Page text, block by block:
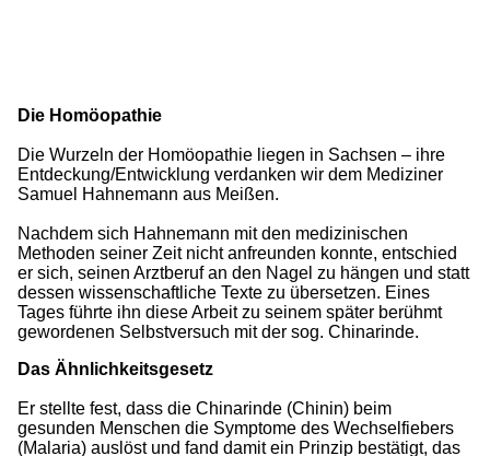
Die Homöopathie
Die Wurzeln der Homöopathie liegen in Sachsen – ihre
Entdeckung/Entwicklung verdanken wir dem Mediziner
Samuel Hahnemann aus Meißen.
Nachdem sich Hahnemann mit den medizinischen
Methoden seiner Zeit nicht anfreunden konnte, entschied
er sich, seinen Arztberuf an den Nagel zu hängen und statt
dessen wissenschaftliche Texte zu übersetzen. Eines
Tages führte ihn diese Arbeit zu seinem später berühmt
gewordenen Selbstversuch mit der sog. Chinarinde.
Das Ähnlichkeitsgesetz
Er stellte fest, dass die Chinarinde (Chinin) beim
gesunden Menschen die Symptome des Wechselfiebers
(Malaria) auslöst und fand damit ein Prinzip bestätigt, das